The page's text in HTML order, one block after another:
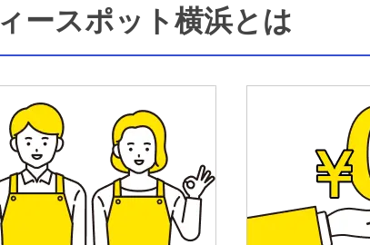
ースポット横浜とは